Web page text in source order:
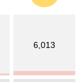
6,013